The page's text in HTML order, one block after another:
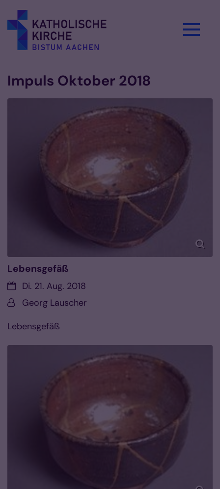
Impuls Oktober 2018
Lebensgefäß
Datum:Di. 21. Aug. 2018
Von:Georg Lauscher
Lebensgefäß